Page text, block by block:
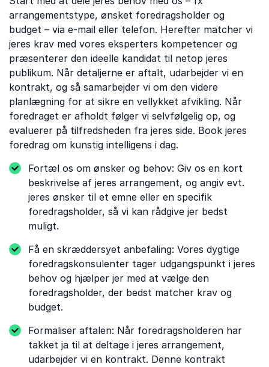
arrangementstype, ønsket foredragsholder og
budget – via e-mail eller telefon. Herefter matcher vi
jeres krav med vores eksperters kompetencer og
præsenterer den ideelle kandidat til netop jeres
publikum. Når detaljerne er aftalt, udarbejder vi en
kontrakt, og så samarbejder vi om den videre
planlægning for at sikre en vellykket afvikling. Når
foredraget er afholdt følger vi selvfølgelig op, og
evaluerer på tilfredsheden fra jeres side. Book jeres
foredrag om kunstig intelligens i dag.
Fortæl os om ønsker og behov: Giv os en kort
beskrivelse af jeres arrangement, og angiv evt.
jeres ønsker til et emne eller en specifik
foredragsholder, så vi kan rådgive jer bedst
muligt.
Få en skræddersyet anbefaling: Vores dygtige
foredragskonsulenter tager udgangspunkt i jeres
behov og hjælper jer med at vælge den
foredragsholder, der bedst matcher krav og
budget.
Formaliser aftalen: Når foredragsholderen har
takket ja til at deltage i jeres arrangement,
udarbejder vi en kontrakt. Denne kontrakt